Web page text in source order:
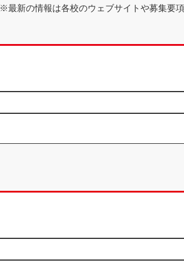
※最新の情報は各校のウェブサイトや募集要